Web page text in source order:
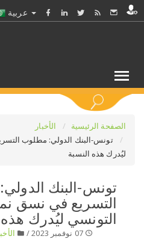
الصفحة الرئيسية
الأخبار
تونس-البنك الدولي: مطلوب
ليُدرك هذه النسبة
تونس-البنك
التسريع في نسق
التونسي ليُدرك هذه
07 نوفمبر 2023 /